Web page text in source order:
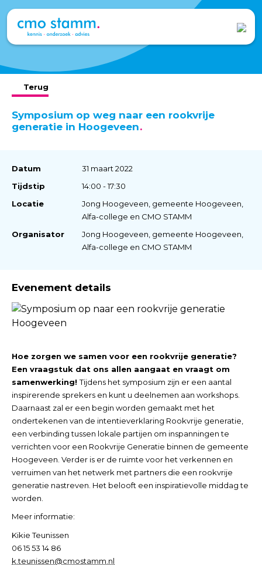
Terug
Symposium op weg naar een rookvrije
generatie in Hoogeveen
Datum
31 maart 2022
Tijdstip
14:00 - 17:30
Locatie
Jong Hoogeveen, gemeente Hoogeveen,
Alfa-college en CMO STAMM
Organisator
Jong Hoogeveen, gemeente Hoogeveen,
Alfa-college en CMO STAMM
Evenement details
Hoe zorgen we samen voor een rookvrije generatie?
Een vraagstuk dat ons allen aangaat en vraagt om
samenwerking!Tijdens het symposium zijn er een aantal
inspirerende sprekers en kunt u deelnemen aan workshops.
Daarnaast zal er een begin worden gemaakt met het
ondertekenen van de intentieverklaring Rookvrije generatie,
een verbinding tussen lokale partijen om inspanningen te
verrichten voor een Rookvrije Generatie binnen de gemeente
Hoogeveen. Verder is er de ruimte voor het verkennen en
verruimen van het netwerk met partners die een rookvrije
generatie nastreven. Het belooft een inspiratievolle middag te
worden.
Meer informatie:
Kikie Teunissen
06 15 53 14 86
k.teunissen@cmostamm.nl